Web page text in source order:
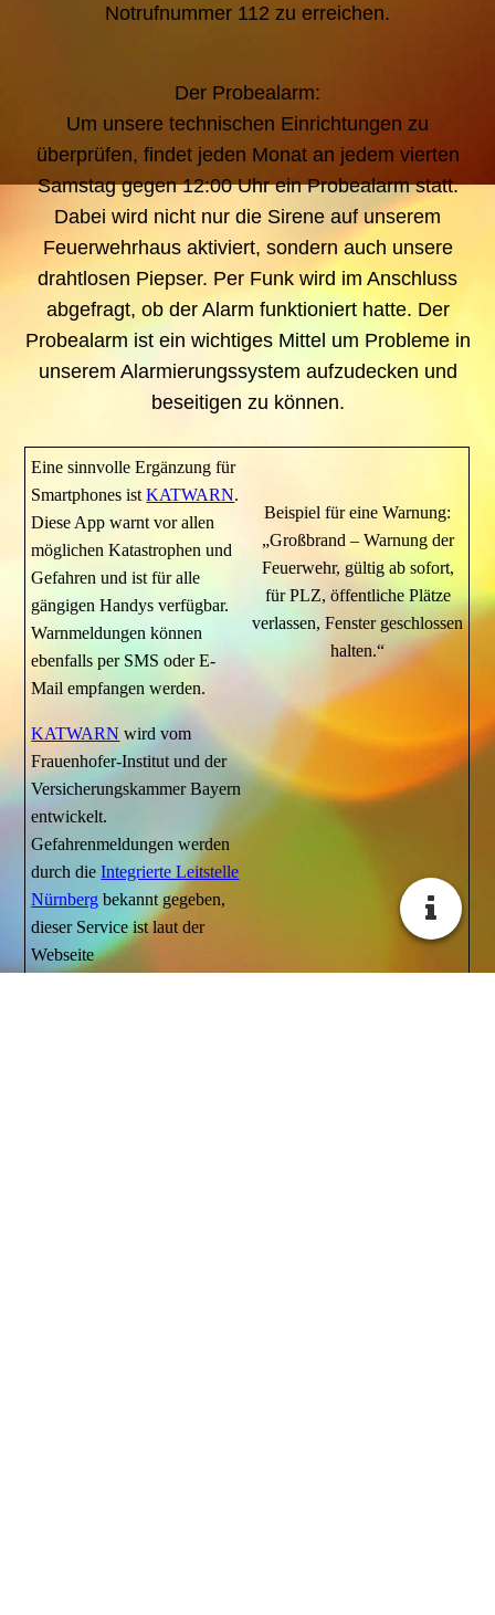
Notrufnummer 112 zu erreichen.
Der Probealarm:
Um unsere technischen Einrichtungen zu
überprüfen, findet jeden Monat an jedem vierten
Samstag gegen 12:00 Uhr ein Probealarm statt.
Dabei wird nicht nur die Sirene auf unserem
Feuerwehrhaus aktiviert, sondern auch unsere
drahtlosen Piepser. Per Funk wird im Anschluss
abgefragt, ob der Alarm funktioniert hatte. Der
Probealarm ist ein wichtiges Mittel um Probleme in
unserem Alarmierungssystem aufzudecken und
beseitigen zu können.
Eine sinnvolle Ergänzung für
Smartphones istKATWARN.
Diese App warnt vor allen
möglichen Katastrophen und
Gefahren und ist für alle
gängigen Handys verfügbar.
Warnmeldungen können
ebenfalls per SMS oder E-
Mail empfangen werden.
KATWARN wird vom
Frauenhofer-Institut und der
Versicherungskammer Bayern
entwickelt.
Gefahrenmeldungen werden
durch dieIntegrierte Leitstelle
Nürnberg bekannt gegeben,
dieser Service ist laut der
Webseite
Beispiel für eine Warnung:
„Großbrand – Warnung der
Feuerwehr, gültig ab sofort,
für PLZ, öffentliche Plätze
verlassen, Fenster geschlossen
halten.“